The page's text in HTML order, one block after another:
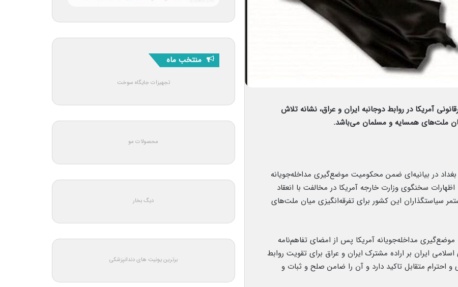
آمریکا در روابط دوجانبه ایران و عراق، نشانه تلاش
ملت‌های همسایه و مسلمان می‌باشد.
در بیانیه‌ای ضمن محکومیت موضع‌گیری مداخله‌جویانه
اظهارات سخنگوی وزارت خارجه آمریکا در مخالفت با انعقاد
سیاستگذاران این کشور برای تفرقه‌انگیزی میان ملت‌های
مداخله‌جویانه آمریکا پس از امضای تفاهم‌نامه
ایران بر اراده مشترک ایران و عراق برای تقویت روابط
متقابل تاکید دارد و آن را ضامن صلح و ثبات و
منتخب ماه
تجهیزات جایگاه سوخت
محصولات مو
دیگ بخار
برترین یونیت های دندانپزشکی